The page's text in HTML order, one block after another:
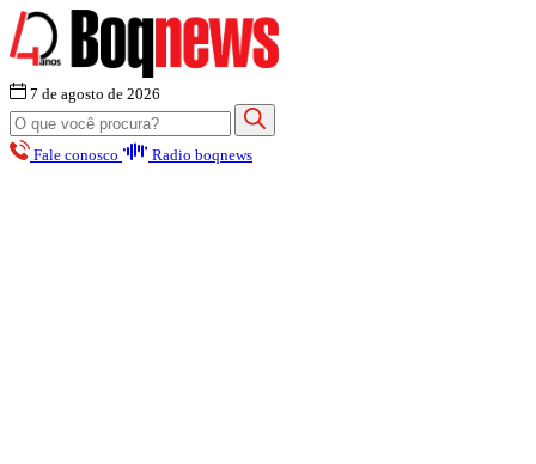
7 de agosto de 2026
Fale conosco Radio boqnews